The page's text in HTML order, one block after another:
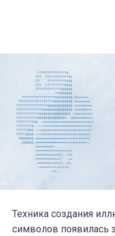
Техника создания
символов появилась